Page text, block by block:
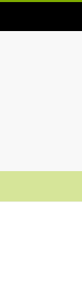
content